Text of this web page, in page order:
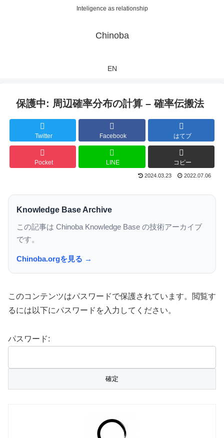
Inteligence as relationship
Chinoba
EN
保護中: 周辺確率分布の計算 – 確率伝搬法
Twitter Facebook はてブ
Pocket LINE コピー
2024.03.23 2022.07.06
Knowledge Base Archive
この記事は Chinoba Knowledge Base の技術アーカイブ
です。
Chinoba.orgを見る →
このコンテンツはパスワードで保護されています。閲覧す
るには以下にパスワードを入力してください。
パスワード: